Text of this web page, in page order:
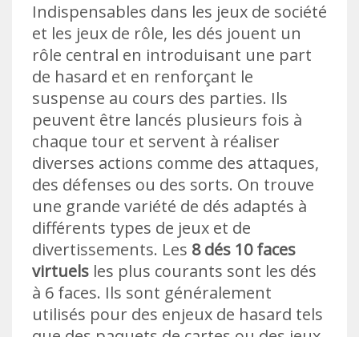
Indispensables dans les jeux de société
et les jeux de rôle, les dés jouent un
rôle central en introduisant une part
de hasard et en renforçant le
suspense au cours des parties. Ils
peuvent être lancés plusieurs fois à
chaque tour et servent à réaliser
diverses actions comme des attaques,
des défenses ou des sorts. On trouve
une grande variété de dés adaptés à
différents types de jeux et de
divertissements. Les 8 dés 10 faces
virtuels les plus courants sont les dés
à 6 faces. Ils sont généralement
utilisés pour des enjeux de hasard tels